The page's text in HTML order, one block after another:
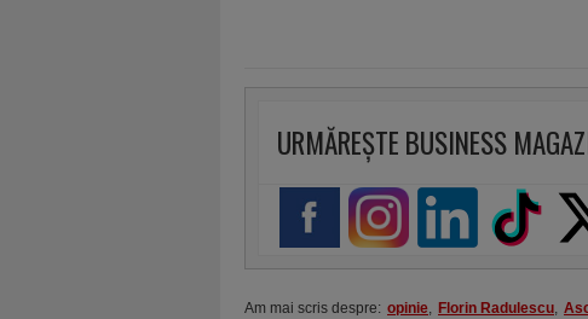
URMĂREȘTE BUSINESS
Am mai scris despre: opinie, Florin Radulescu,